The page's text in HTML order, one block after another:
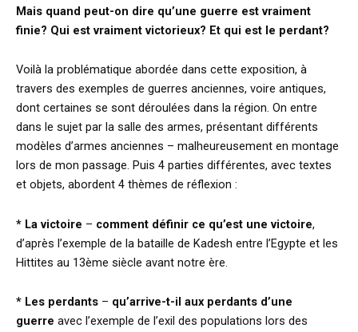
Mais quand peut-on dire qu’une guerre est vraiment
finie? Qui est vraiment victorieux? Et qui est le perdant?
Voilà la problématique abordée dans cette exposition, à
travers des exemples de guerres anciennes, voire antiques,
dont certaines se sont déroulées dans la région. On entre
dans le sujet par la salle des armes, présentant différents
modèles d’armes anciennes – malheureusement en montage
lors de mon passage. Puis 4 parties différentes, avec textes
et objets, abordent 4 thèmes de réflexion :
* La victoire – comment définir ce qu’est une victoire,
d’après l’exemple de la bataille de Kadesh entre l’Egypte et les
Hittites au 13ème siècle avant notre ère.
* Les perdants – qu’arrive-t-il aux perdants d’une
guerre avec l’exemple de l’exil des populations lors des